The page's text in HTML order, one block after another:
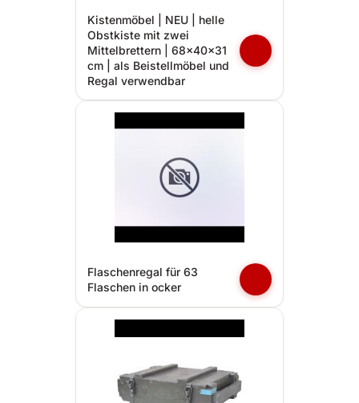
Kistenmöbel | NEU | helle
Obstkiste mit zwei
Mittelbrettern | 68x40x31
cm | als Beistellmöbel und
Regal verwendbar
Flaschenregal für 63
Flaschen in ocker